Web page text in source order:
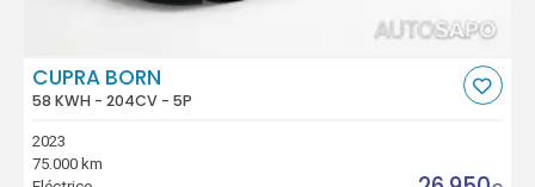
CUPRA BORN
58 KWH - 204CV - 5P
2023
75.000 km